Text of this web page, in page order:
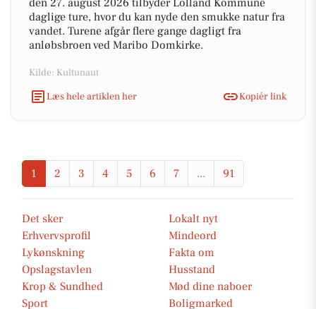
den 27. august 2026 tilbyder Lolland Kommune
daglige ture, hvor du kan nyde den smukke natur fra
vandet. Turene afgår flere gange dagligt fra
anløbsbroen ved Maribo Domkirke.
Kilde: Kultunaut
Læs hele artiklen her
Kopiér link
1 2 3 4 5 6 7 ... 91
Det sker
Lokalt nyt
Erhvervsprofil
Mindeord
Lykønskning
Fakta om
Opslagstavlen
Husstand
Krop & Sundhed
Mød dine naboer
Sport
Boligmarked